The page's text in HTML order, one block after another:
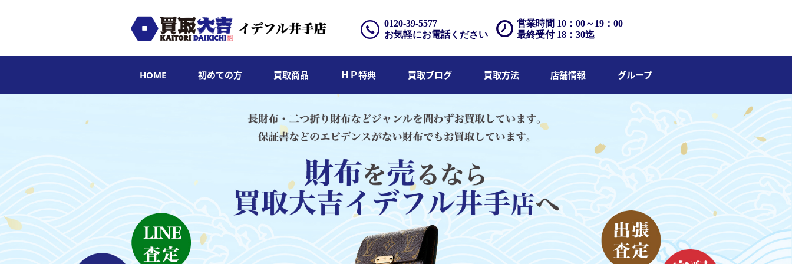
営業時間 10：00～19：00
最終受付 18：30迄
0120-39-5577
お気軽にお電話ください
HOME 初めての方 買取商品 ＨＰ特典 買取ブログ 買取方法 店舗情報 グループ